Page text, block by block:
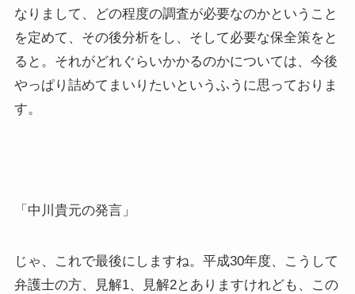
なりまして、どの程度の調査が必要なのかということ
を定めて、その後分析をし、そして必要な保全策をと
ると。それがどれぐらいかかるのかについては、今後
やっぱり詰めてまいりたいというふうに思っておりま
す。
「中川貴元の発言」
じゃ、これで最後にしますね。平成30年度、こうして
弁護士の方、見解1、見解2とありますけれども、この